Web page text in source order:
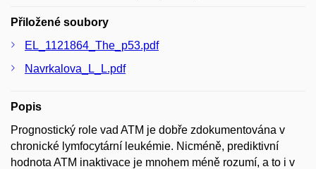
Přiložené soubory
EL_1121864_The_p53.pdf
Navrkalova_L_L.pdf
Popis
Prognostický role vad ATM je dobře zdokumentována v
chronické lymfocytární leukémie. Nicméně, prediktivní
hodnota ATM inaktivace je mnohem méně rozumí, a to i v